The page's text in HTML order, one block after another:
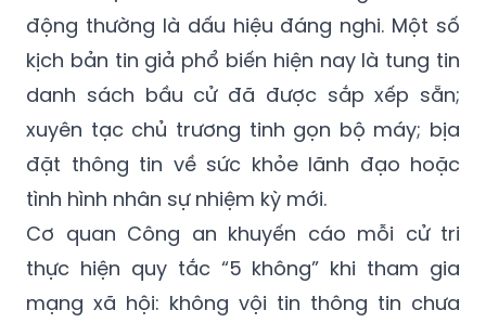
động thường là dấu hiệu đáng nghi. Một số
kịch bản tin giả phổ biến hiện nay là tung tin
danh sách bầu cử đã được sắp xếp sẵn;
xuyên tạc chủ trương tinh gọn bộ máy; bịa
đặt thông tin về sức khỏe lãnh đạo hoặc
tình hình nhân sự nhiệm kỳ mới.
Cơ quan Công an khuyến cáo mỗi cử tri
thực hiện quy tắc “5 không” khi tham gia
mạng xã hội: không vội tin thông tin chưa